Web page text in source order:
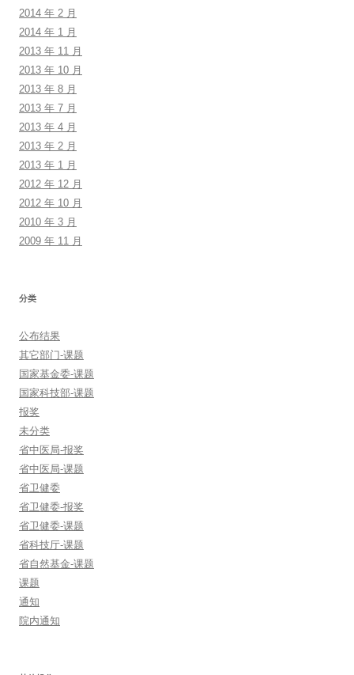
2014 年 2 月
2014 年 1 月
2013 年 11 月
2013 年 10 月
2013 年 8 月
2013 年 7 月
2013 年 4 月
2013 年 2 月
2013 年 1 月
2012 年 12 月
2012 年 10 月
2010 年 3 月
2009 年 11 月
分类
公布结果
其它部门-课题
国家基金委-课题
国家科技部-课题
报奖
未分类
省中医局-报奖
省中医局-课题
省卫健委
省卫健委-报奖
省卫健委-课题
省科技厅-课题
省自然基金-课题
课题
通知
院内通知